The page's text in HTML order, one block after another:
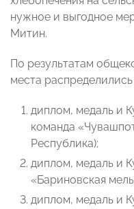
нужное и выгодное
Митин.
По результатам
места распределились
диплом, медаль и
команда
Республика);
диплом, медаль и
«Бариновская
диплом, медаль и